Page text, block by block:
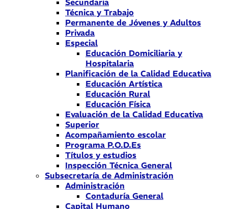
Secundaria
Técnica y Trabajo
Permanente de Jóvenes y Adultos
Privada
Especial
Educación Domiciliaria y
Hospitalaria
Planificación de la Calidad Educativa
Educación Artística
Educación Rural
Educación Física
Evaluación de la Calidad Educativa
Superior
Acompañamiento escolar
Programa P.O.D.Es
Títulos y estudios
Inspección Técnica General
Subsecretaría de Administración
Administración
Contaduría General
Capital Humano